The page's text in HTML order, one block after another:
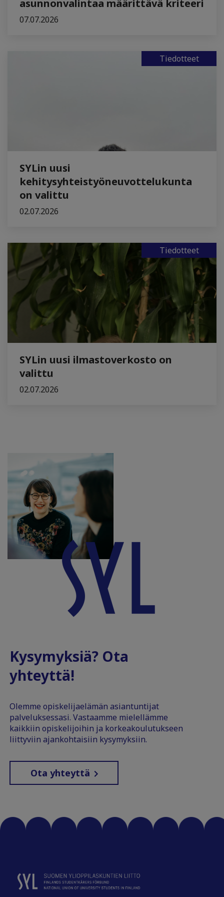
asunnonvalintaa määrittävä kriteeri
07.07.2026
Tiedotteet
SYLin uusi
kehitysyhteistyöneuvottelukunta
on valittu
02.07.2026
Tiedotteet
SYLin uusi ilmastoverkosto on
valittu
02.07.2026
Kysymyksiä? Ota
yhteyttä!
Olemme opiskelijaelämän asiantuntijat
palveluksessasi. Vastaamme mielellämme
kaikkiin opiskelijoihin ja korkeakoulutukseen
liittyviin ajankohtaisiin kysymyksiin.
Ota yhteyttä